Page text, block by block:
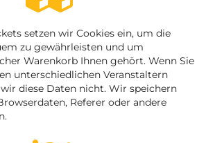
setzen wir Cookies ein, um die
zu gewährleisten und um
Warenkorb Ihnen gehört. Wenn Sie
unterschiedlichen Veranstaltern
diese Daten nicht. Wir speichern
Referer oder andere